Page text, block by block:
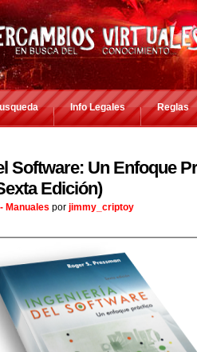
Info Legales Reglas
Software: Un Enfoque
Edición)
Manuales por jimmy_criptoy